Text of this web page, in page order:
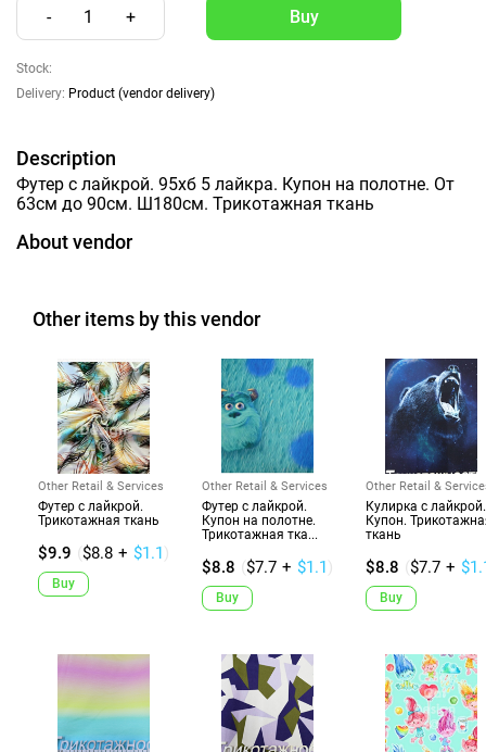
- 1 +
Stock:
Delivery: Product (vendor delivery)
Description
Футер с лайкрой. 95хб 5 лайкра. Купон на полотне. От
63см до 90см. Ш180см. Трикотажная ткань
About vendor
Other items by this vendor
Other Retail & Services
Футер с лайкрой.
Трикотажная ткань
$9.9 ($8.8 + $1.1 )
Buy
Other Retail & Services
Футер с лайкрой.
Купон на полотне.
Трикотажная тка...
$8.8 ($7.7 + $1.1 )
Buy
Other Retail &
Кулирка с лайкрой.
Купон.
ткань
$8.8 ($7.7 +
Buy